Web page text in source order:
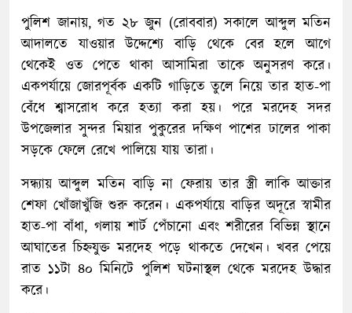
পুলিশ জানায়, গত ২৮ জুন (রোববার) সকালে আব্দুল মতিন
আদালতে যাওয়ার উদ্দেশ্যে বাড়ি থেকে বের হলে আগে
থেকেই ওত পেতে থাকা আসামিরা তাকে অনুসরণ করে।
একপর্যায়ে জোরপূর্বক একটি গাড়িতে তুলে নিয়ে তার হাত-পা
বেঁধে শ্বাসরোধ করে হত্যা করা হয়। পরে মরদেহ সদর
উপজেলার সুন্দর মিয়ার পুকুরের দক্ষিণ পাশের ঢালের পাকা
সড়কে ফেলে রেখে পালিয়ে যায় তারা।
সন্ধ্যায় আব্দুল মতিন বাড়ি না ফেরায় তার স্ত্রী লাকি আক্তার
শেফা খোঁজাখুঁজি শুরু করেন। একপর্যায়ে বাড়ির অদূরে স্বামীর
হাত-পা বাঁধা, গলায় শার্ট পেঁচানো এবং শরীরের বিভিন্ন স্থানে
আঘাতের চিহ্নযুক্ত মরদেহ পড়ে থাকতে দেখেন। খবর পেয়ে
রাত ১১টা ৪০ মিনিটে পুলিশ ঘটনাস্থল থেকে মরদেহ উদ্ধার
করে।